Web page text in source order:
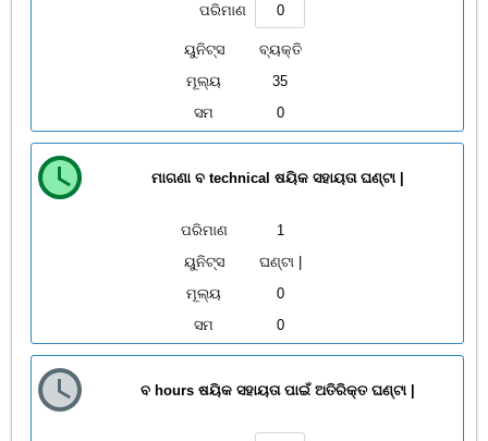
ପରିମାଣ
ୟୁନିଟ୍ସ
ବ୍ୟକ୍ତି
ମୂଲ୍ୟ
35
ସମ
0
ମାଗଣା ବ technical ଷୟିକ ସହାୟତା ଘଣ୍ଟା |
ପରିମାଣ
1
ୟୁନିଟ୍ସ
ଘଣ୍ଟା |
ମୂଲ୍ୟ
0
ସମ
0
ବ hours ଷୟିକ ସହାୟତା ପାଇଁ ଅତିରିକ୍ତ ଘଣ୍ଟା |